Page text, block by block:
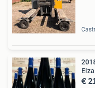
€